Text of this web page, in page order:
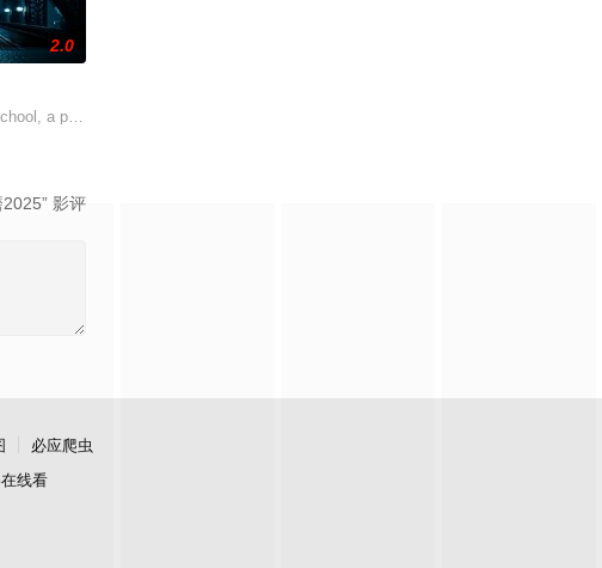
消息。萨姆与她体贴的丈夫布雷迪、关系疏远的兄弟诺兰以及他们的同父异母妹妹梅
主人石桥留宿，却陷入更恐怖的诡异事件，包括布偶自行移动和夜半啼哭，石桥似
2.0
a pregnant teen's family sets out to move from the
2025” 影评
必应爬虫
线看